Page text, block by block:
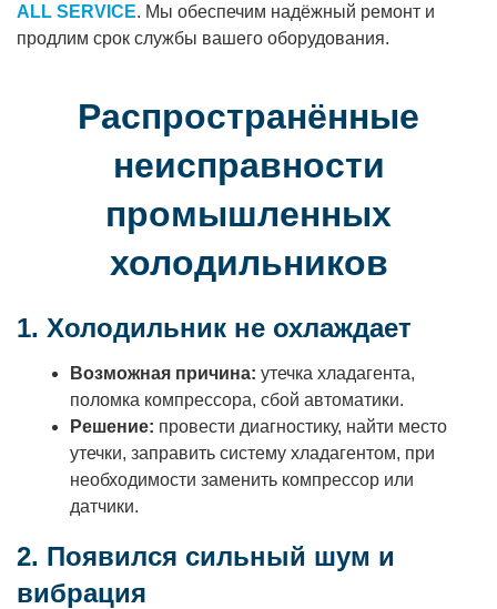
ALL SERVICE. Мы обеспечим надёжный ремонт и
продлим срок службы вашего оборудования.
Распространённые
неисправности
промышленных
холодильников
1. Холодильник не охлаждает
Возможная причина: утечка хладагента,
поломка компрессора, сбой автоматики.
Решение: провести диагностику, найти место
утечки, заправить систему хладагентом, при
необходимости заменить компрессор или
датчики.
2. Появился сильный шум и
вибрация